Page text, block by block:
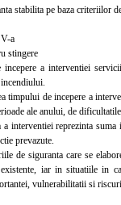
stabilita pe baza criteriilor
a
stingere
a interventiei
timpului de incepere a
ale anului, de
interventiei reprezinta
prevazute.
de siguranta care se
iar in situatiile in
vulnerabilitatii si